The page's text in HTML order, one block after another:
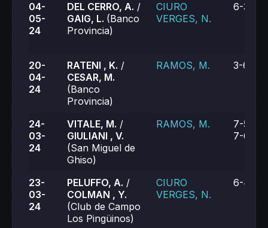
04-
05-
24
DEL CERRO, A. /
GAIG, L. (Banco
Provincia)
CIURO
VERGES, N.
6-3, 7-
20-
04-
24
RATENI , K. /
CESAR, M.
(Banco
Provincia)
RAMOS, M. 3-6, 1-6
24-
03-
24
VITALE, M. /
GIULIANI , V.
(San Miguel de
Ghiso)
RAMOS, M.
7-5, 3-
7-6 (6)
23-
03-
24
PELUFFO, A. /
COLMAN , Y.
(Club de Campo
Los Pingüinos)
CIURO
VERGES, N.
6-4, 6-